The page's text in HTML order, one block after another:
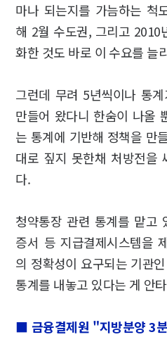
마나 되는지를 가늠하는 척
해 2월 수도권, 그리고 2010
화한 것도 바로 이 수요를 늘
그런데 무려 5년씩이나 통
만들어 왔다니 한숨이 나올
는 통계에 기반해 정책을 만
대로 짚지 못한채 처방전을
다.
청약통장 관련 통계를 맡고
증서 등 지급결제시스템을
의 정확성이 요구되는 기관
통계를 내놓고 있다는 게 안
■ 금융결제원 "지방분양 3